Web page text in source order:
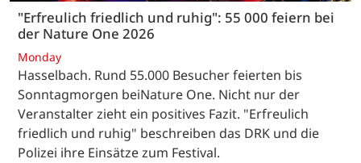
"Erfreulich friedlich und ruhig": 55 000 feiern bei
der Nature One 2026
Monday
Hasselbach. Rund 55.000 Besucher feierten bis
Sonntagmorgen beiNature One. Nicht nur der
Veranstalter zieht ein positives Fazit. "Erfreulich
friedlich und ruhig" beschreiben das DRK und die
Polizei ihre Einsätze zum Festival.